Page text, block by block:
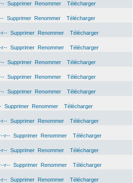
Supprimer Renommer
Télécharger
Supprimer Renommer
Télécharger
r-- Supprimer Renommer
Télécharger
r-- Supprimer Renommer
Télécharger
Supprimer Renommer
Télécharger
Supprimer Renommer
Télécharger
Supprimer Renommer
Télécharger
Supprimer Renommer
Télécharger
r-- Supprimer Renommer
Télécharger
r-- Supprimer Renommer
Télécharger
r-- Supprimer Renommer
Télécharger
r-- Supprimer Renommer
Télécharger
r-- Supprimer Renommer
Télécharger